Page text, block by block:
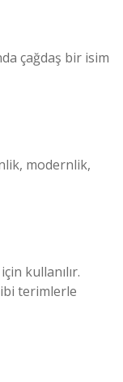
çağdaş bir isim
modernlik,
kullanılır.
terimlerle